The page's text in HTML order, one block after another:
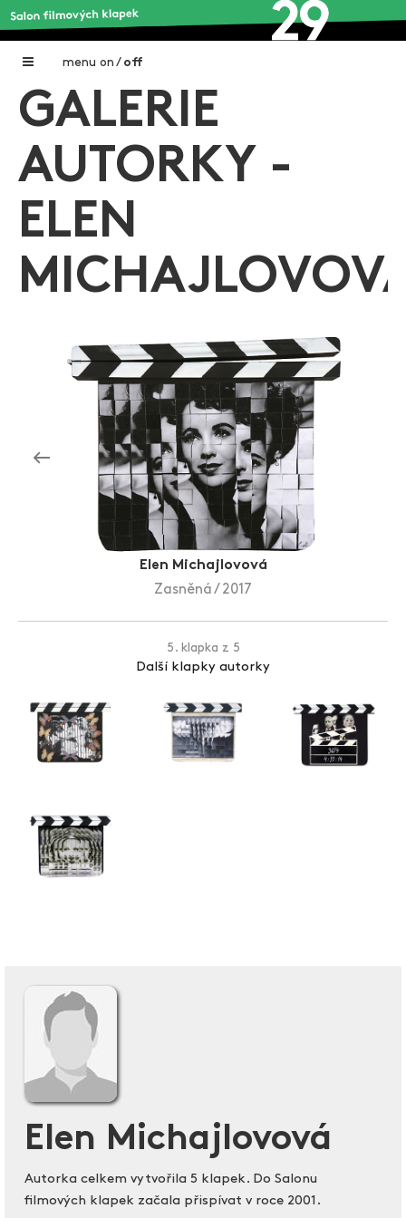
menu on / off
Home
Galerie filmových klapek
Autoři filmových klapek
O projektu
Aktuality
Zlín Film Festival
GALERIE
AUTORKY -
ELEN
Elen Michajlovová
Zasněná / 2017
5. klapka z 5
Další klapky autorky
Elen Michajlovová
Autorka celkem vytvořila 5 klapek. Do Salonu
filmových klapek začala přispívat v roce 2001.